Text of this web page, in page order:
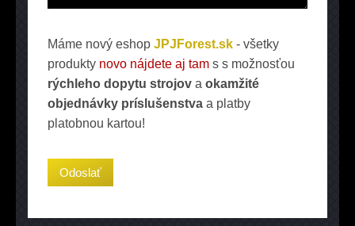
Máme nový eshop JPJForest.sk - všetky
produkty novo nájdete aj tam s s možnosťou
rýchleho dopytu strojov a okamžité
objednávky príslušenstva a platby
platobnou kartou!